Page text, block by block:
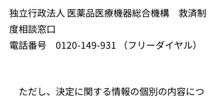
独立行政法人 医薬品医療機器総合機構 救済制
度相談窓口
電話番号 0120-149-931 （フリーダイヤル）
ただし、決定に関する情報の個別の内容につ